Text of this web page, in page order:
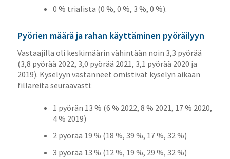
0 % trialista (0 %, 0 %, 3 %, 0 %).
Pyörien määrä ja rahan käyttäminen pyöräilyyn
Vastaajilla oli keskimäärin vähintään noin 3,3 pyörää
(3,8 pyörää 2022, 3,0 pyörää 2021, 3,1 pyörää 2020 ja
2019). Kyselyyn vastanneet omistivat kyselyn aikaan
fillareita seuraavasti:
1 pyörän 13 % (6 % 2022, 8 % 2021, 17 % 2020,
4 % 2019)
2 pyörää 19 % (18 %, 39 %, 17 %, 32 %)
3 pyörää 13 % (12 %, 19 %, 29 %, 32 %)